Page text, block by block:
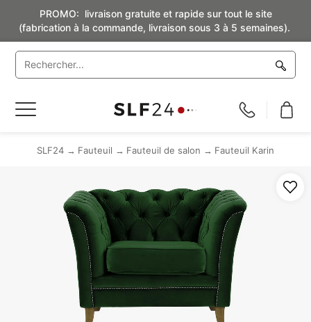
PROMO: livraison gratuite et rapide sur tout le site
(fabrication à la commande, livraison sous 3 à 5 semaines).
Basculer
SLF24 Fauteuil Fauteuil de salon Fauteuil Karin